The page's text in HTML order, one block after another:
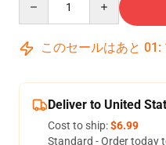
このセールはあと 01 :
Deliver to United
Cost to ship:$6.99
Standard - Order today